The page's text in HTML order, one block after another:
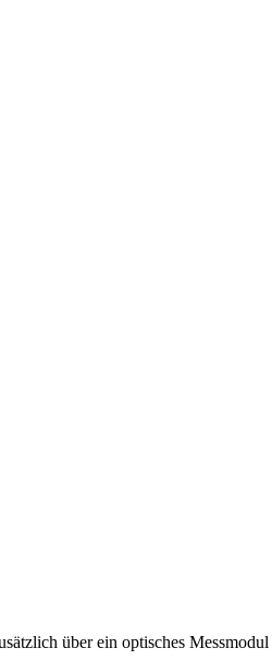
über ein optisches